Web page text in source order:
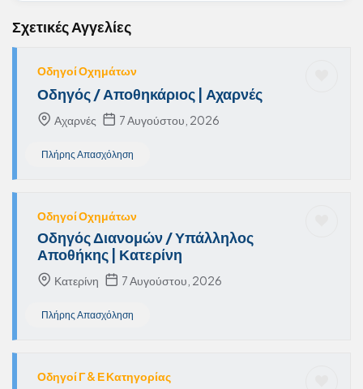
Σχετικές Αγγελίες
Οδηγοί Οχημάτων
Οδηγός / Αποθηκάριος | Αχαρνές
Αχαρνές 7 Αυγούστου, 2026
Πλήρης Απασχόληση
Οδηγοί Οχημάτων
Οδηγός Διανομών / Υπάλληλος
Αποθήκης | Κατερίνη
Κατερίνη 7 Αυγούστου, 2026
Πλήρης Απασχόληση
Οδηγοί Γ & Ε Κατηγορίας